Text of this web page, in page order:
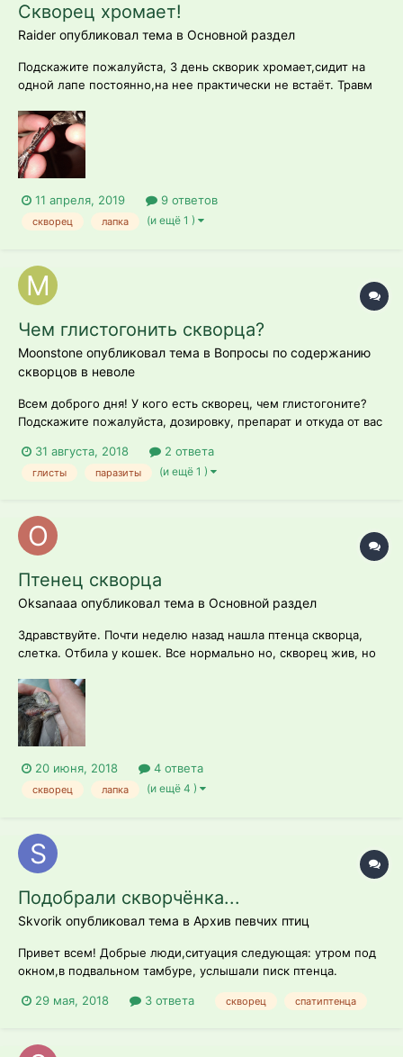
Скворец хромает!
Raider опубликовал тема в Основной раздел
Подскажите пожалуйста, 3 день скворик хромает,сидит на
одной лапе постоянно,на нее практически не встаёт. Травм
11 апреля, 2019 9 ответов
скворец лапка (и ещё 1 )
Чем глистогонить скворца?
Moonstone опубликовал тема в Вопросы по содержанию
скворцов в неволе
Всем доброго дня! У кого есть скворец, чем глистогоните?
Подскажите пожалуйста, дозировку, препарат и откуда от вас
образованием, или вет врач напрямую лично вам сказал. У
меня взрослая скворчиха, живет недавно, питается падован...
31 августа, 2018 2 ответа
глисты паразиты (и ещё 1 )
Птенец скворца
Oksanaaa опубликовал тема в Основной раздел
Здравствуйте. Почти неделю назад нашла птенца скворца,
слетка. Отбила у кошек. Все нормально но, скворец жив, но
деревьев, ни парков.забрала домой. На следующее утро
птенец выпрыгнул из коробки и запрыгнул на клетку с
декоративными крысами, хотя стоя...
20 июня, 2018 4 ответа
скворец лапка (и ещё 4 )
Подобрали скворчёнка...
Skvorik опубликовал тема в Архив певчих птиц
Привет всем! Добрые люди,ситуация следующая: утром под
окном,в подвальном тамбуре, услышали писк птенца.
коробке,дома орёт. Птенец оперившийся,думаю ещё
чем кормить? где содержать? перед...
29 мая, 2018 3 ответа скворец спатиптенца